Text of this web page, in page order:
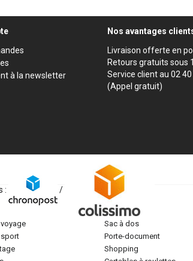
à la newsletter
Nos avantages
Livraison offerte en
Retours gratuits sous
Service client au 02
(Appel gratuit)
:
/
voyage
sport
sac à dos
porte-document
shopping